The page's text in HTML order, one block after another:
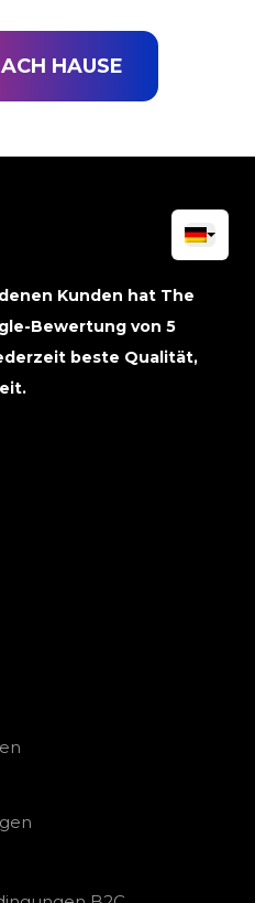
HAUSE
Kunden hat The
Bewertung von 5
beste Qualität,